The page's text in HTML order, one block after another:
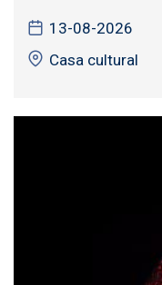
13-08-2026
Casa cultural